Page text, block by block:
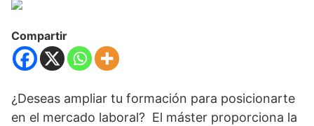
Compartir
¿Deseas ampliar tu formación para posicionarte
en el mercado laboral? El máster proporciona la